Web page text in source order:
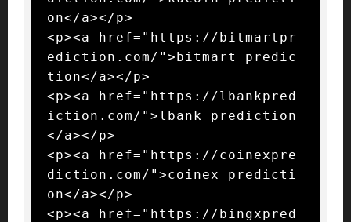
on</a></p>
<p><a href="https://bitmartpr
ediction.com/">bitmart predic
tion</a></p>
<p><a href="https://lbankpred
iction.com/">lbank prediction
</a></p>
<p><a href="https://coinexpre
diction.com/">coinex predicti
on</a></p>
<p><a href="https://bingxpred